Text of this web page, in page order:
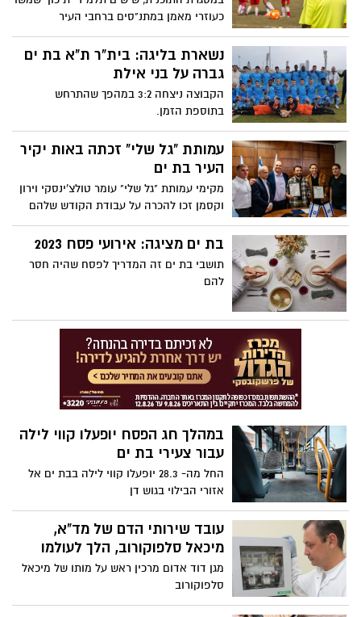
כעוזרי מאמן במתנ"סים ברחבי העיר
והמצטיינים שבהם, ישלחו לקורס מאמן
קהילתי בווינגייט שממנו יצאו עם תעודת
מדריך רשמית.
נשארת בליגה: בית"ר ת"א בת ים
גברה על בני אילת
הקבוצה ניצחה 3:2 במהפך שהתרחש
בתוספת הזמן.
עמותת "גל שלי" זכתה באות יקיר
העיר בת ים
מקימי עמותת "גל שלי" עומר טולצ'ינסקי וירון
וקסמן זכו להכרה על עבודת הקודש שלהם
בת ים מציגה: אירועי פסח 2023
תושבי בת ים זה המדריך לפסח שהיה חסר
להם
במהלך חג הפסח יופעלו קווי לילה
עבור צעירי בת ים
החל מה- 28.3 יופעלו קווי לילה בבת ים אל
אזורי הבילוי בגוש דן
עובד שירותי הדם של מד"א,
מיכאל סלפוקורוב, הלך לעולמו
מגן דוד אדום מרכין ראש על מותו של מיכאל
סלפוקורוב